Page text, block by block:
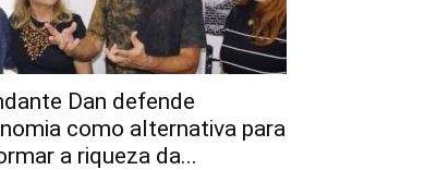
Dan defende
como alternativa para
a riqueza da...